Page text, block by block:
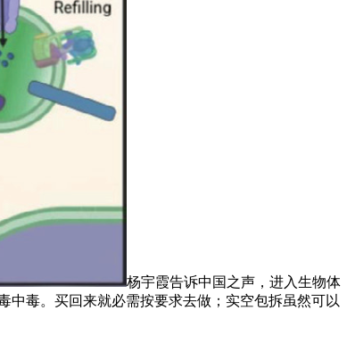
杨宇霞告诉中国之声，进入生物体
中毒。买回来就必需按要求去做；实空包拆虽然可以